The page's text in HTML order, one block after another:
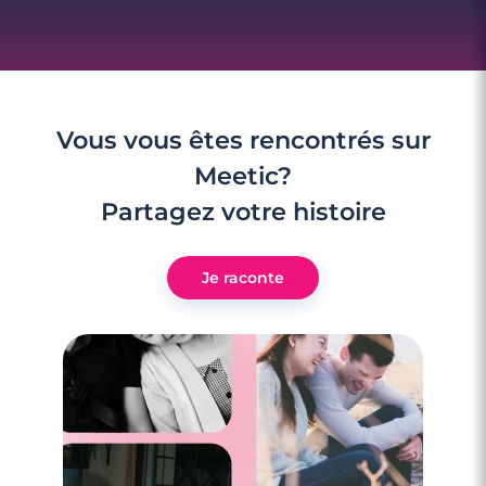
Vous vous êtes rencontrés sur
Meetic?
Partagez votre histoire
Je raconte